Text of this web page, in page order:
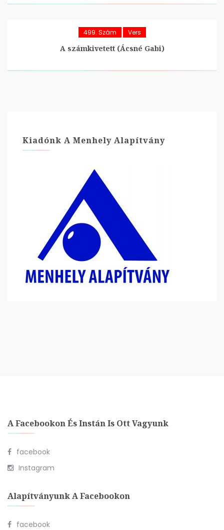
499. Szám Vers
A számkivetett (Ácsné Gabi)
Kiadónk A Menhely Alapítvány
A Facebookon És Instán Is Ott Vagyunk
facebook
Instagram
Alapítványunk A Facebookon
facebook